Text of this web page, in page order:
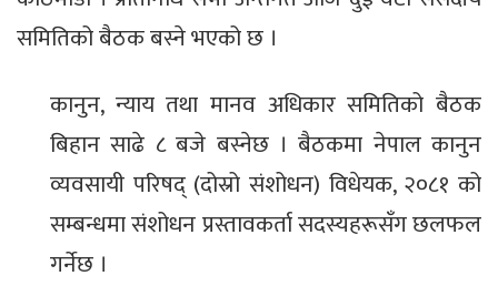
समितिको बैठक बस्ने भएको छ ।
कानुन, न्याय तथा मानव अधिकार समितिको बैठक
बिहान साढे ८ बजे बस्नेछ । बैठकमा नेपाल कानुन
व्यवसायी परिषद् (दोस्रो संशोधन) विधेयक, २०८१ को
सम्बन्धमा संशोधन प्रस्तावकर्ता सदस्यहरूसँग छलफल
गर्नेछ ।